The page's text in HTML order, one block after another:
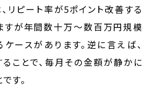
リピート率が5ポイント改善する
すが年間数十万〜数百万円規模
ースがあります。逆に言えば、
ことで、毎月その金額が静かに
す。